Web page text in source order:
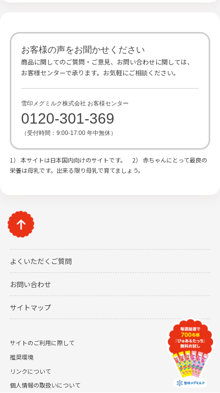
お客様の声をお聞かせください
商品に関してのご質問・ご意見、お問い合わせに関しては、
お客様センターで承ります。お気軽にご相談ください。
雪印メグミルク株式会社 お客様センター
0120-301-369
（受付時間：9:00-17:00 年中無休）
1） 本サイトは日本国内向けのサイトです。 2） 赤ちゃんにとって最良の
栄養は母乳です。出来る限り母乳で育てましょう。
よくいただくご質問
お問い合わせ
サイトマップ
サイトのご利用に際して
推奨環境
リンクについて
個人情報の取扱いについて